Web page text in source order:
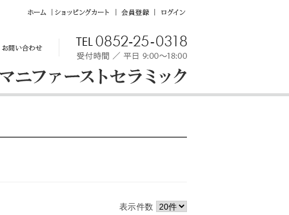
ホ
シ
ン
カ
会
登
録
ロ
イ
ン
表示件数